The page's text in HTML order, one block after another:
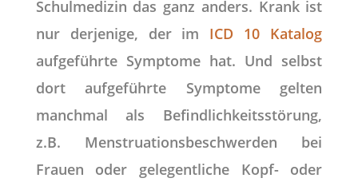
Schulmedizin das ganz anders. Krank ist
nur derjenige, der im ICD 10 Katalog
aufgeführte Symptome hat. Und selbst
dort aufgeführte Symptome gelten
manchmal als Befindlichkeitsstörung,
z.B. Menstruationsbeschwerden bei
Frauen oder gelegentliche Kopf- oder